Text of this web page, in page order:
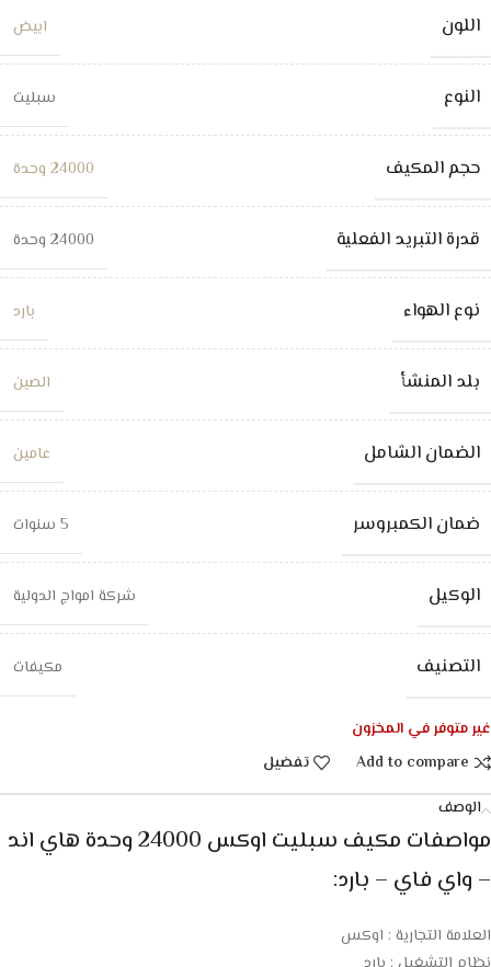
اللون ابيض
النوع سبليت
حجم المكيف 24000 وحدة
قدرة التبريد الفعلية 24000 وحدة
نوع الهواء بارد
بلد المنشأ الصين
الضمان الشامل عامين
ضمان الكمبروسر 5 سنوات
الوكيل شركة امواج الدولية
التصنيف مكيفات
غير متوفر في المخزون
Add to compare
تفضيل
الوصف
مواصفات
مكيف سبليت اوكس 24000 وحدة هاي اند
– واي فاي – بارد:
العلامة التجارية : اوكس